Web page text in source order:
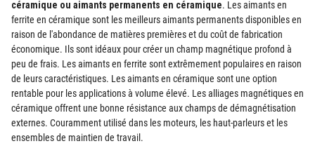
céramique ou aimants permanents en céramique. Les aimants en
ferrite en céramique sont les meilleurs aimants permanents disponibles en
raison de l'abondance de matières premières et du coût de fabrication
économique. Ils sont idéaux pour créer un champ magnétique profond à
peu de frais. Les aimants en ferrite sont extrêmement populaires en raison
de leurs caractéristiques. Les aimants en céramique sont une option
rentable pour les applications à volume élevé. Les alliages magnétiques en
céramique offrent une bonne résistance aux champs de démagnétisation
externes. Couramment utilisé dans les moteurs, les haut-parleurs et les
ensembles de maintien de travail.